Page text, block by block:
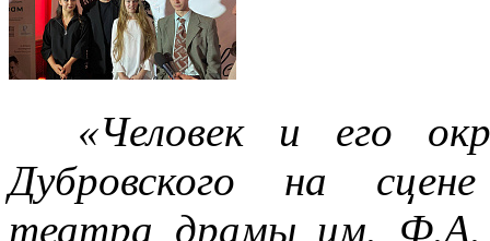
«Человек и его
Дубровского на сцене
театра драмы им. Ф.А.